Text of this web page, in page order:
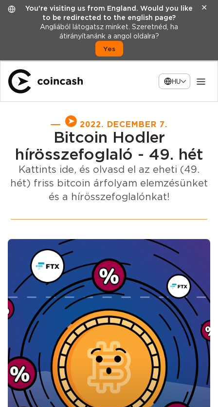
You're visiting us from England. Would you like
to be redirected to the english page?
Angliából látogatsz minket. Szeretnéd, ha
átirányítanánk a angol oldalra?
Yes
✕
HU
2022. DECEMBER 7.
Bitcoin Hodler
hírösszefoglaló - 49. hét
Kattints ide, és olvasd el az eheti (49.
hét) friss bitcoin árfolyam elemzésünket
és a hírösszefoglalónkat!